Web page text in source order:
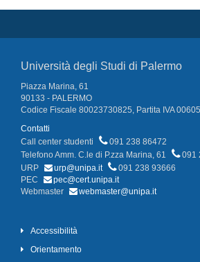
Università degli Studi di Palermo
Piazza Marina, 61
90133 - PALERMO
Codice Fiscale 80023730825, Partita IVA
Contatti
Call center studenti
091 238 86472
Telefono Amm. C.le di P.zza Marina, 61
091
URP
urp@unipa.it
091 238 93666
PEC
pec@cert.unipa.it
Webmaster
webmaster@unipa.it
Accessibilità
Orientamento